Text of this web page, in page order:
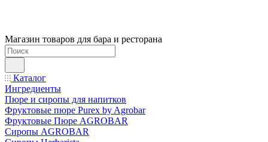
Магазин товаров для бара и ресторана
Каталог
Ингредиенты
Пюре и сиропы для напитков
Фруктовые пюре Purex by Agrobar
Фруктовые Пюре AGROBAR
Сиропы AGROBAR